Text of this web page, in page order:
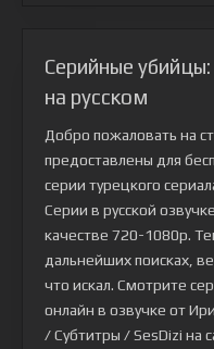
Серийные
на русском
Добро пожаловать на
предоставлены для
серии турецкого
Серии в русской
качестве 720-1080p.
дальнейших поисках,
что искал. Смотрите
онлайн в озвучке от
/ Субтитры / SesDizi на